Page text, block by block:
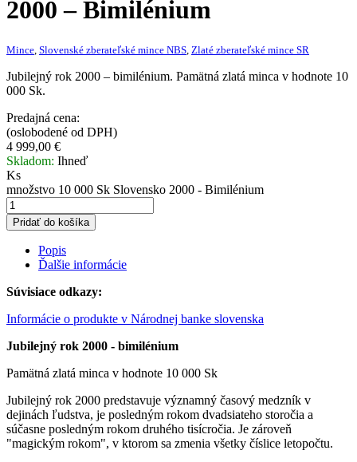
2000 – Bimilénium
Mince Slovenské zberateľské mince NBS Zlaté zberateľské mince SR
Jubilejný rok 2000 – bimilénium. Pamätná zlatá minca v hodnote 10
000 Sk.
Predajná cena:
(oslobodené od DPH)
4 999,00 €
Skladom: Ihneď
Ks
množstvo 10 000 Sk Slovensko 2000 - Bimilénium
Pridať do košíka
Popis
Ďalšie informácie
Súvisiace odkazy:
Informácie o produkte v Národnej banke slovenska
Jubilejný rok 2000 - bimilénium
Pamätná zlatá minca v hodnote 10 000 Sk
Jubilejný rok 2000 predstavuje významný časový medzník v
dejinách ľudstva, je posledným rokom dvadsiateho storočia a
súčasne posledným rokom druhého tisícročia. Je zároveň
"magickým rokom", v ktorom sa zmenia všetky číslice letopočtu.